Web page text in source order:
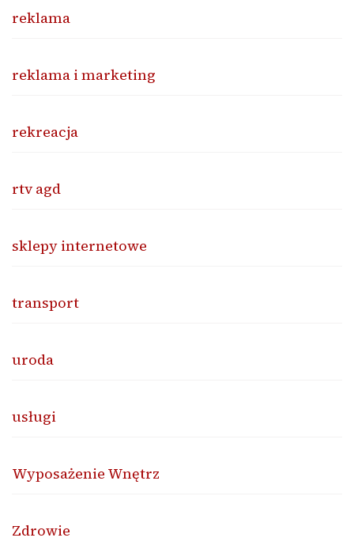
reklama
reklama i marketing
rekreacja
rtv agd
sklepy internetowe
transport
uroda
usługi
Wyposażenie Wnętrz
Zdrowie